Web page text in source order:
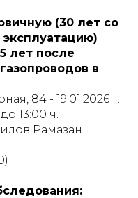
(30 лет со
лет после
в
84 - 19.01.2026 г.
13:00 ч.
Рамазан